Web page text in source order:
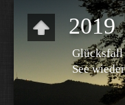
2019
Glücksfall
See